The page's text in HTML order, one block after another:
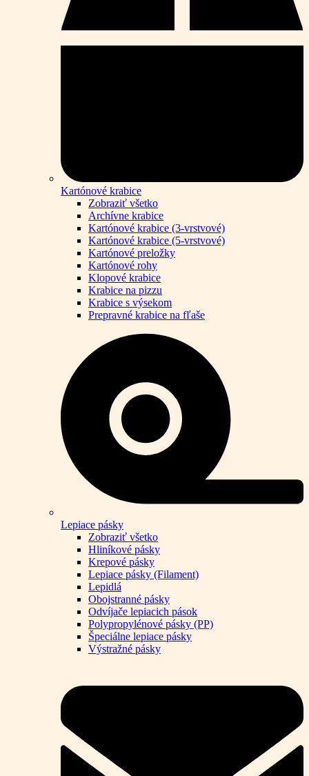
Kartónové krabice
Zobraziť všetko
Archívne krabice
Kartónové krabice (3-vrstvové)
Kartónové krabice (5-vrstvové)
Kartónové preložky
Kartónové rohy
Klopové krabice
Krabice na pizzu
Krabice s výsekom
Prepravné krabice na fľaše
Lepiace pásky
Zobraziť všetko
Hliníkové pásky
Krepové pásky
Lepiace pásky (Filament)
Lepidlá
Obojstranné pásky
Odvíjače lepiacich pások
Polypropylénové pásky (PP)
Špeciálne lepiace pásky
Výstražné pásky